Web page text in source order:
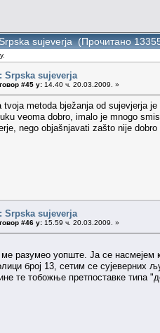
sujeverja (Прочитано
Srpska sujeverja
#45 у: 14.40 ч. 20.03.2009. »
tvoja metoda bježanja od sujevjerja
veoma dobro, imalo je mnogo
nego objašnjavati zašto nije
Srpska sujeverja
#46 у: 15.59 ч. 20.03.2009. »
разумео уопште. Ја се насмејем
број 13, сетим се сујеверних
те тобожње претпоставке типа